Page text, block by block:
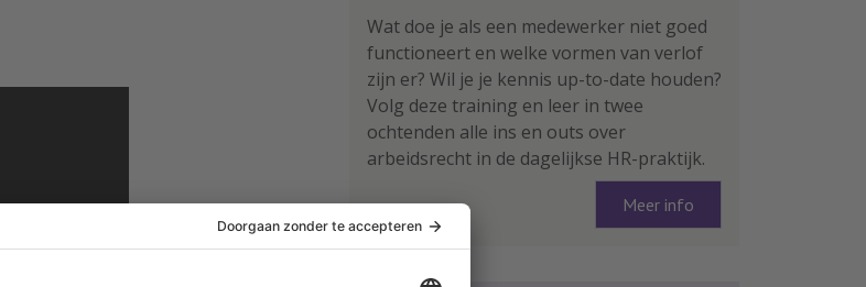
Wat doe je als een medewerker niet goed
functioneert en welke vormen van verlof
zijn er? Wil je je kennis up-to-date houden?
Volg deze training en leer in twee
ochtenden alle ins en outs over
arbeidsrecht in de dagelijkse HR-praktijk.
Meer info